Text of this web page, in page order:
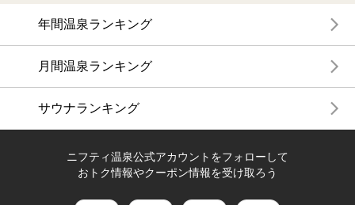
年間温泉ランキング
月間温泉ランキング
サウナランキング
ニフティ温泉公式アカウントをフォローして
おトク情報やクーポン情報を受け取ろう